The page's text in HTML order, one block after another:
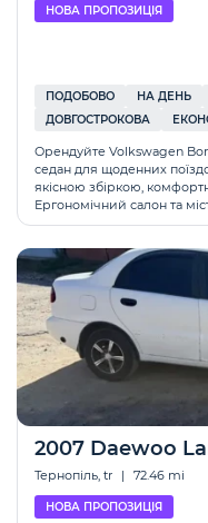
НОВА ПРОПОЗИЦІЯ
ПОДОБОВО НА ДЕНЬ
ДОВГОСТРОКОВА
Орендуйте Volkswagen
седан для щоденних
якісною збіркою,
Ергономічний салон та
2007 Daewoo
Тернопіль, tr | 72.46 mi
НОВА ПРОПОЗИЦІЯ